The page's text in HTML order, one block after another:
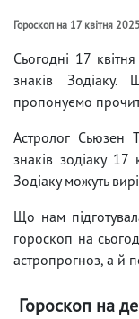
Гороскоп на 17 квітня
Сьогодні 17
знаків Зодіаку.
пропонуємо
Астролог Сьюзен
знаків зодіаку
Зодіаку можуть
Що нам
гороскоп на
астропрогноз, а й
Гороскоп на